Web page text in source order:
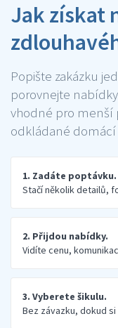
Jak získat
Popište zakázku
porovnejte
vhodné pro menší
odkládané domácí
1. Zadáte poptávku.
Stačí několik detailů,
2. Přijdou nabídky.
Vidíte cenu,
3. Vyberete šikulu.
Bez závazku, dokud